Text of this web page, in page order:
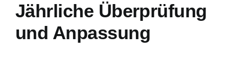
Jährliche Überprüfung
und Anpassung